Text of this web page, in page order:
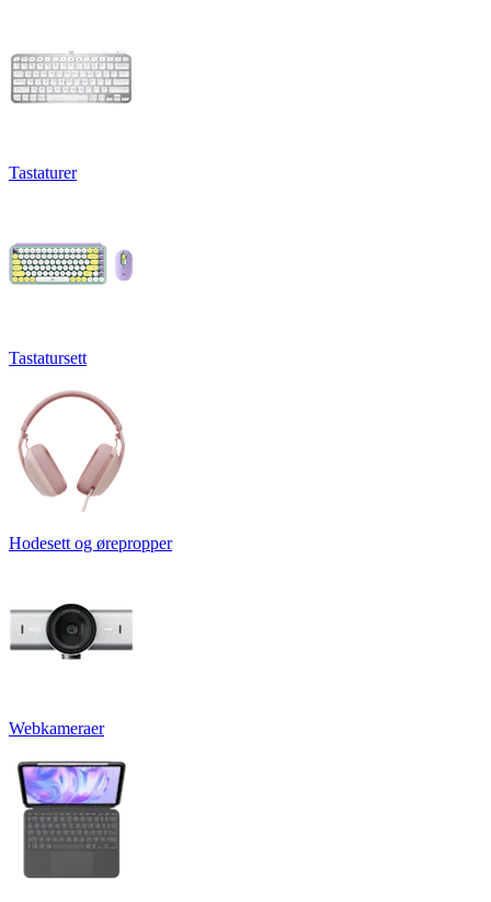
Tastaturer
Tastatursett
Hodesett og ørepropper
Webkameraer